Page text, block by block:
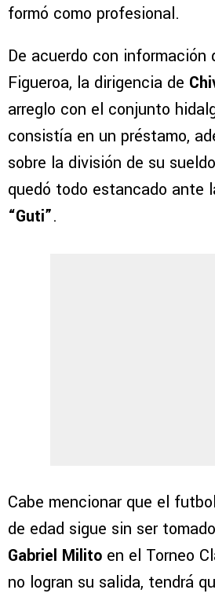
formó como profesional.
De acuerdo con información
Figueroa, la dirigencia de
arreglo con el conjunto
consistía en un préstamo,
sobre la división de su
quedó todo estancado ante
“Guti”.
Cabe mencionar que el
de edad sigue sin ser
Gabriel Milito en el Torneo
no logran su salida, tendrá